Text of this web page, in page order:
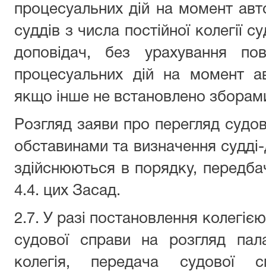
процесуальних дій на момент
суддів з числа постійної колегії
доповідач, без урахування
процесуальних дій на момент
якщо інше не встановлено
Розгляд заяви про перегляд
обставинами та визначення
здійснюються в порядку,
4.4. цих Засад.
2.7. У разі постановлення
судової справи на розгляд
колегія, передача судової